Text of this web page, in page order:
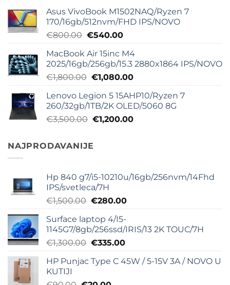
Asus VivoBook M1502NAQ/Ryzen 7
170/16gb/512nvm/FHD IPS/NOVO
€800.00 Originalna
je
bila:
€800.00.
€540.00Trenutna
je:
€540.00.
MacBook Air 15inc M4
2025/16gb/256gb/15.3 2880x1864 IPS/NOVO
€1,800.00 Originalna
je
bila:
€1,800.00.
€1,080.00Trenutna
je:
€1,080.00.
Lenovo Legion 5 15AHP10/Ryzen 7
260/32gb/1TB/2K OLED/5060 8G
€3,500.00 Originalna
bila:
€1,200.00Trenutna
NAJPRODAVANIJE
Hp 840 g7/i5-10210u/16gb/256nvm/14Fhd
IPS/svetleca/7H
€1,500.00 Originalna
je
bila:
€1,500.00.
€280.00Trenutna
je:
€280.00.
Surface laptop 4/I5-
1145G7/8gb/256ssd/IRIS/13 2K TOUC/7H
€1,300.00 Originalna
je
€335.00Trenutna
je:
HP Punjac Type C 45W / 5-15V 3A / NOVO U
KUTIJI